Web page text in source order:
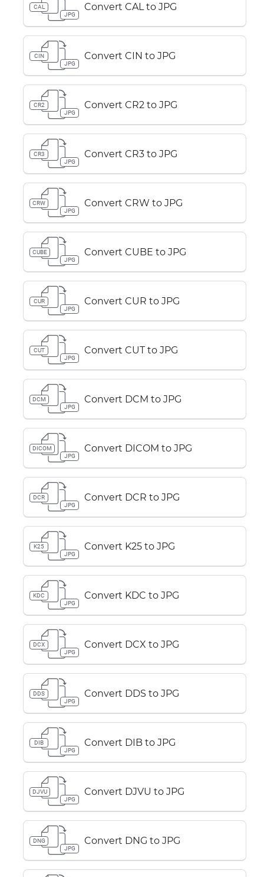
CAL
JPG
Convert CAL to JPG
CIN
JPG
Convert CIN to JPG
CR2
JPG
Convert CR2 to JPG
CR3
JPG
Convert CR3 to JPG
CRW
JPG
Convert CRW to JPG
CUBE
JPG
Convert CUBE to JPG
CUR
JPG
Convert CUR to JPG
CUT
JPG
Convert CUT to JPG
DCM
JPG
Convert DCM to JPG
DICOM
JPG
Convert DICOM to JPG
DCR
JPG
Convert DCR to JPG
K25
JPG
Convert K25 to JPG
KDC
JPG
Convert KDC to JPG
DCX
JPG
Convert DCX to JPG
DDS
JPG
Convert DDS to JPG
DIB
JPG
Convert DIB to JPG
DJVU
JPG
Convert DJVU to JPG
DNG
JPG
Convert DNG to JPG